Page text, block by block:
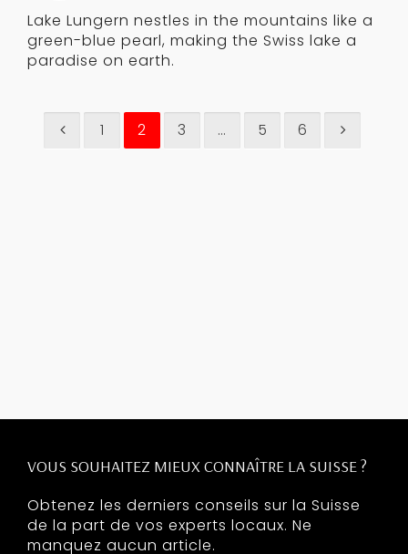
Lake Lungern nestles in the mountains like a
green-blue pearl, making the Swiss lake a
paradise on earth.
1 2 3 … 5 6
VOUS SOUHAITEZ MIEUX CONNAÎTRE LA SUISSE ?
Obtenez les derniers conseils sur la Suisse
de la part de vos experts locaux. Ne
manquez aucun article.